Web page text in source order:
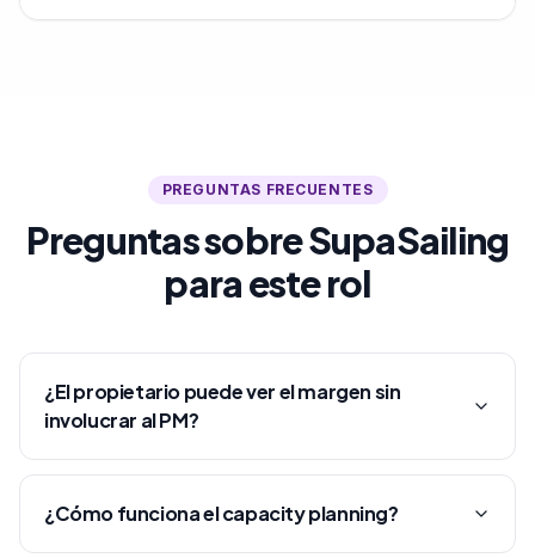
PREGUNTAS FRECUENTES
Preguntas sobre SupaSailing
para este rol
¿El propietario puede ver el margen sin
involucrar al PM?
¿Cómo funciona el capacity planning?